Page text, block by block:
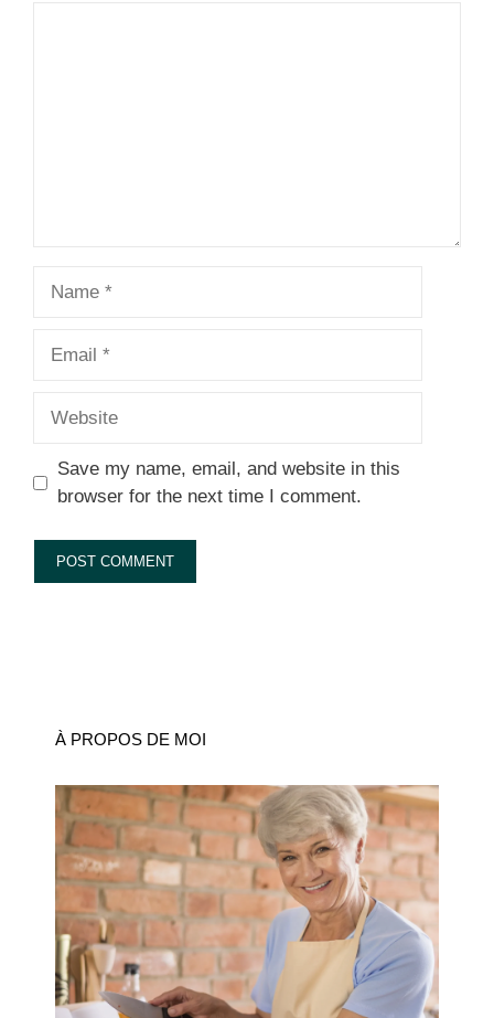
Save my name, email, and website in this
browser for the next time I comment.
À PROPOS DE MOI